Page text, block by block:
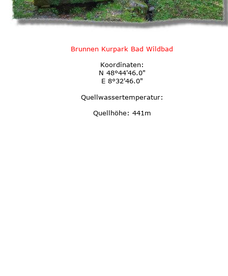
Brunnen Kurpark Bad Wildbad
Koordinaten:
N 48°44'46.0"
E 8°32'46.0"
Quellwassertemperatur:
Quellhöhe: 441m